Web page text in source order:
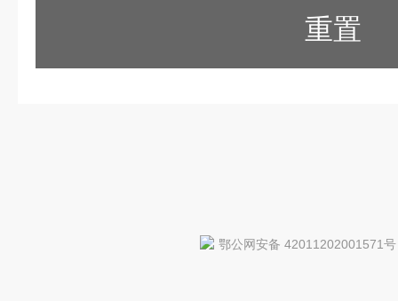
重置
鄂公网安备 42011202001571号